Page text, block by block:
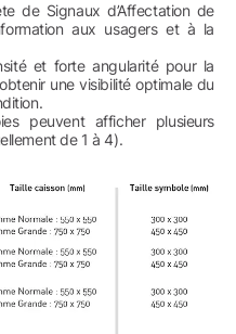
de Signaux d’Affectation de
aux usagers et à la
et forte angularité pour la
une visibilité optimale du
peuvent afficher plusieurs
de 1 à 4).